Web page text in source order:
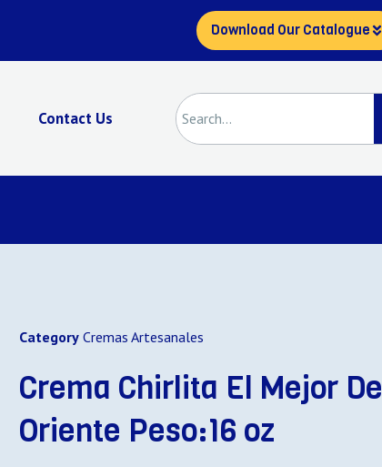
Download Our Catalogue
Contact Us
Category Cremas Artesanales
Crema Chirlita El Mejor De
Oriente Peso:16 oz